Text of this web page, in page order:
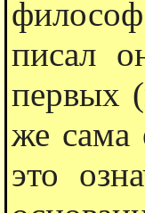
писал
первых
же сама
это